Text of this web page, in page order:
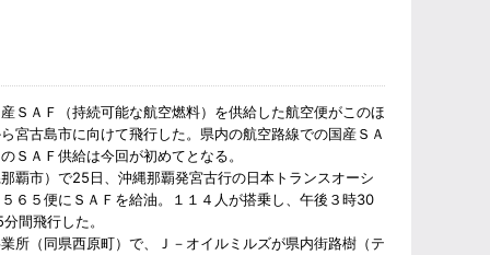
ＡＦ（持続可能な航空燃料）を供給した航空便がこのほ
宮古島市に向けて飛行した。県内の航空路線での国産ＳＡ
ＳＡＦ供給は今回が初めてとなる。
市）で25日、沖縄那覇発宮古行の日本トランスオーシ
６５便にＳＡＦを給油。１１４人が搭乗し、午後３時30
間飛行した。
（同県西原町）で、Ｊ－オイルミルズが県内街路樹（テ